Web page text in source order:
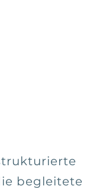
begleitete